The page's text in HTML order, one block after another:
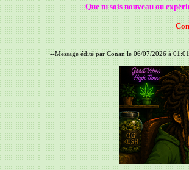
Que tu sois nouveau ou
--Message édité par Conan le 06/07/2026 à
__________________________